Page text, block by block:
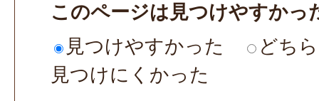
このページは見つけやすかっ
見つけやすかった
どち
見つけにくかった